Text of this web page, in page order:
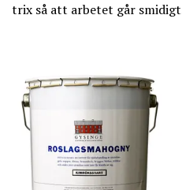
trix så att arbetet går